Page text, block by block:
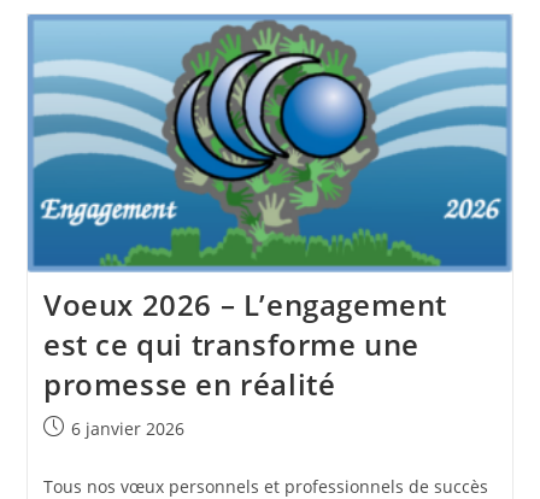
Manège
Au
Management
Voeux 2026 – L’engagement
est ce qui transforme une
promesse en réalité
Publication
6 janvier 2026
Tous nos vœux personnels et professionnels de succès